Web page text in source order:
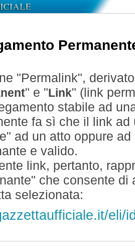
"Permalink",
" e " Link" (link
stabile ad
fa sì che il link
ad un atto oppure
e valido.
link, pertanto,
che consente
selezionata:
eli/